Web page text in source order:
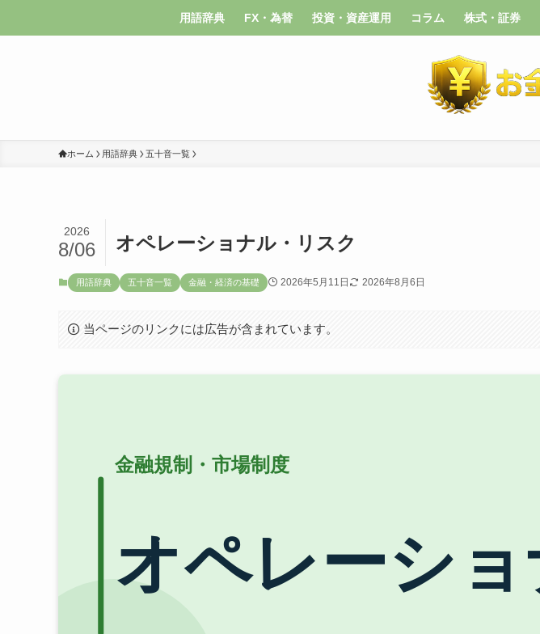
用語辞典 FX・為替 投資・資産運用 コラム 株式・証券
ホーム 用語辞典 五十音一覧
オペレーショナル・リスク
2026
8/06
用語辞典 五十音一覧 金融・経済の基礎 2026年5月11日 2026年8月6日
当ページのリンクには広告が含まれています。